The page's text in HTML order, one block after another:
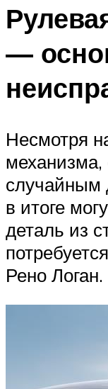
—
Несмотря
механизма,
случайным
в итоге
деталь из
Рено Логан.